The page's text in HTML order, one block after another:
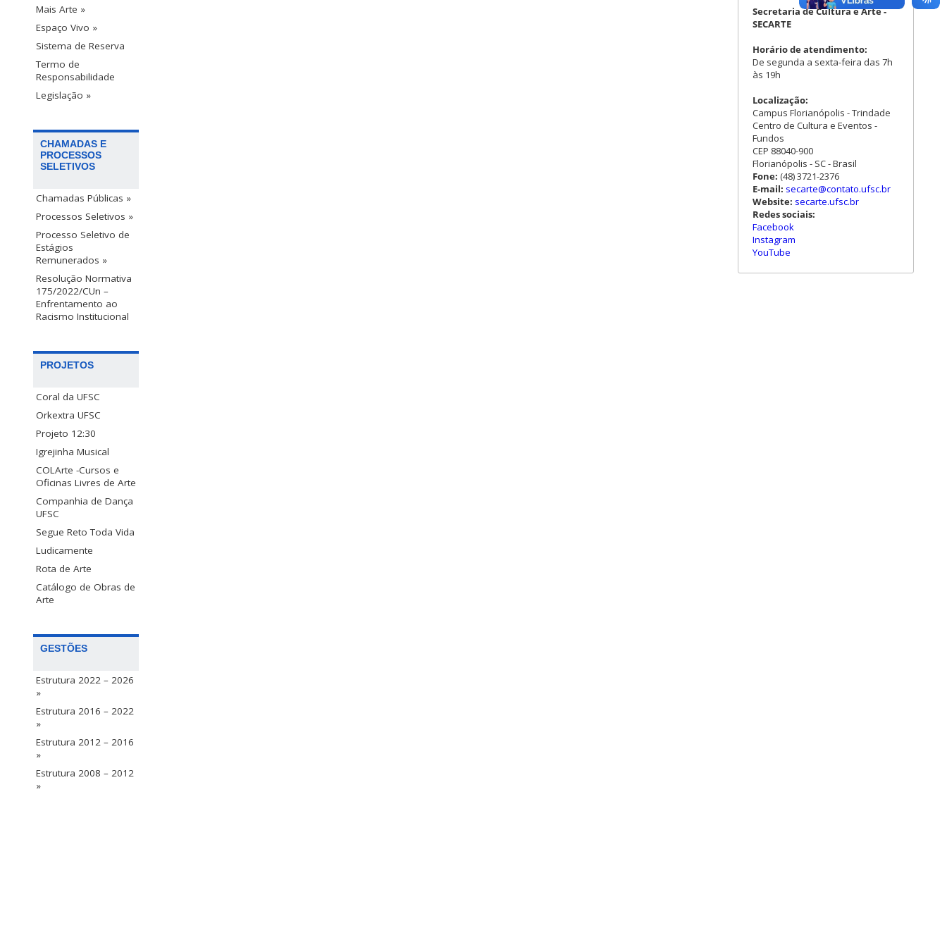
Mais Arte »
Espaço Vivo »
Sistema de Reserva
Termo de
Responsabilidade
Legislação »
CHAMADAS E
PROCESSOS
SELETIVOS
Chamadas Públicas »
Processos Seletivos »
Processo Seletivo de
Estágios
Remunerados »
Resolução Normativa
175/2022/CUn –
Enfrentamento ao
Racismo Institucional
PROJETOS
Coral da UFSC
Orkextra UFSC
Projeto 12:30
Igrejinha Musical
COLArte -Cursos e
Oficinas Livres de Arte
Companhia de Dança
UFSC
Segue Reto Toda Vida
Ludicamente
Rota de Arte
Catálogo de Obras de
Arte
GESTÕES
Estrutura 2022 – 2026
»
Estrutura 2016 – 2022
»
Estrutura 2012 – 2016
»
Estrutura 2008 – 2012
»
Secretaria de Cultura e Arte -
SECARTE
Horário de atendimento:
De segunda a sexta-feira das 7h
às 19h
Localização:
Campus Florianópolis - Trindade
Centro de Cultura e Eventos -
Fundos
CEP 88040-900
Florianópolis - SC - Brasil
Fone: (48) 3721-2376
E-mail: secarte@contato.ufsc.br
Website: secarte.ufsc.br
Redes sociais:
Facebook
Instagram
YouTube